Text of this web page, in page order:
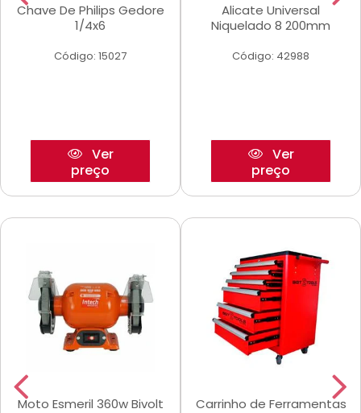
Chave De Philips Gedore
1/4x6
Código: 15027
Ver
preço
Alicate Universal
Niquelado 8 200mm
Código: 42988
Ver
preço
Moto Esmeril 360w Bivolt
Carrinho de Ferramentas